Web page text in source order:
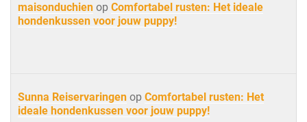
maisonduchien op Comfortabel rusten: Het ideale
hondenkussen voor jouw puppy!
Sunna Reiservaringen op Comfortabel rusten: Het
ideale hondenkussen voor jouw puppy!